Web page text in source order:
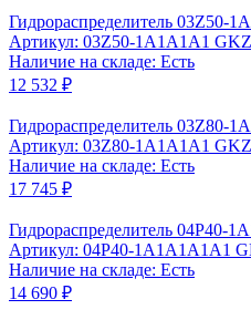
Гидрораспределитель 03Z50-
Артикул: 03Z50-1A1A1A1
Наличие на складе: Есть
12 532 ₽
Гидрораспределитель 03Z80-
Артикул: 03Z80-1A1A1A1
Наличие на складе: Есть
17 745 ₽
Гидрораспределитель 04P40-
Артикул: 04P40-1A1A1A1A1
Наличие на складе: Есть
14 690 ₽